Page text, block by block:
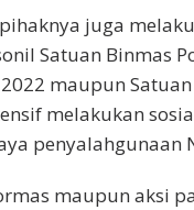
juga
Satuan Binmas
maupun Satuan
melakukan
penyalahgunaan
maupun aksi